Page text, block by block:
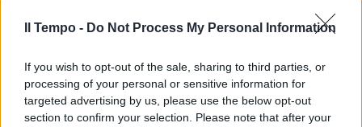
Il Tempo - Do Not Process My Personal Information
If you wish to opt-out of the sale, sharing to third parties, or
processing of your personal or sensitive information for
targeted advertising by us, please use the below opt-out
section to confirm your selection. Please note that after your